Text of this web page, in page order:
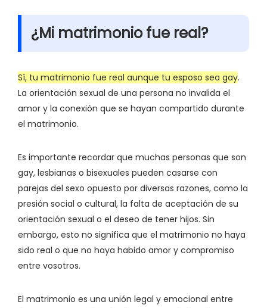
¿Mi matrimonio fue real?
Sí, tu matrimonio fue real aunque tu esposo sea gay.
La orientación sexual de una persona no invalida el
amor y la conexión que se hayan compartido durante
el matrimonio.
Es importante recordar que muchas personas que son
gay, lesbianas o bisexuales pueden casarse con
parejas del sexo opuesto por diversas razones, como la
presión social o cultural, la falta de aceptación de su
orientación sexual o el deseo de tener hijos. Sin
embargo, esto no significa que el matrimonio no haya
sido real o que no haya habido amor y compromiso
entre vosotros.
El matrimonio es una unión legal y emocional entre